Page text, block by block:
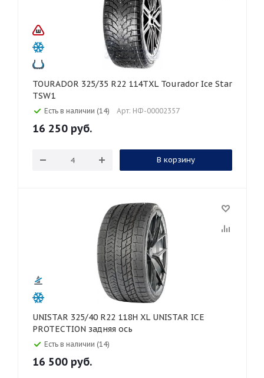
TOURADOR 325/35 R22 114TXL Tourador Ice Star
TSW1
Есть в наличии (14) Арт: НФ-00002357
16 250 руб.
В корзину
UNISTAR 325/40 R22 118H XL UNISTAR ICE
PROTECTION задняя ось
Есть в наличии (14)
16 500 руб.